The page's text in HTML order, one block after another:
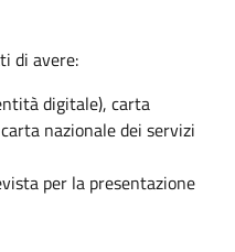
di avere:
digitale), carta
nazionale dei servizi
per la presentazione